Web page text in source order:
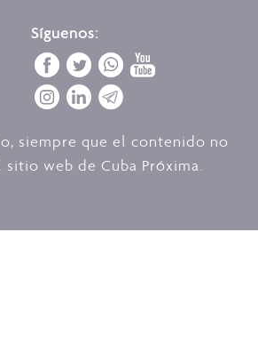
Síguenos:
siempre que el contenido no
web de Cuba Próxima.